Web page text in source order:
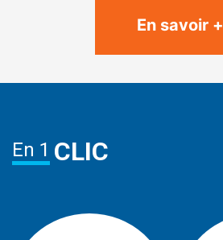
En savoir +
En 1 CLIC